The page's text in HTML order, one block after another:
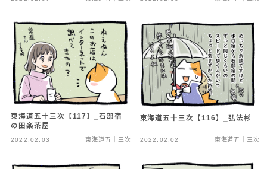
東海道五十三次【117】_石部宿
の田楽茶屋
2022.02.03 東海道五十三次
東海道五十三次【116】_弘法杉
2022.02.02 東海道五十三次